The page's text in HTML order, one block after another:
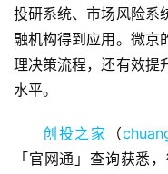
报
道
商
察
投研系统、市场风险系
融机构得到应用。微京
理决策流程，还有效提
水平。
创投之家 （
「官网通」查询获悉